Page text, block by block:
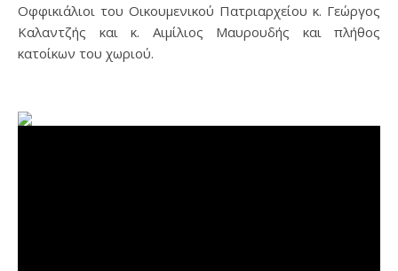
Οφφικιάλιοι του Οικουμενικού Πατριαρχείου κ. Γεώργος
Καλαντζής και κ. Αιμίλιος Μαυρουδής και πλήθος
κατοίκων του χωριού.